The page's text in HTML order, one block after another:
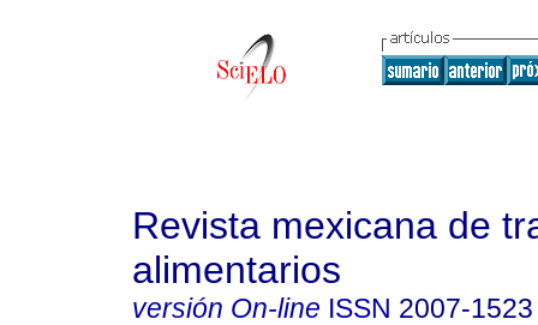
Revista mexicana de
alimentarios
versión On-line ISSN 2007-1523